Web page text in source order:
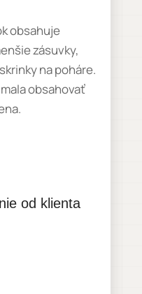
obsahuje
zásuvky,
na poháre.
obsahovať
od klienta